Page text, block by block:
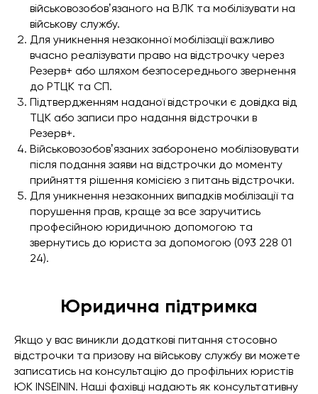
військовозобовʼязаного на ВЛК та мобілізувати на
військову службу.
Для уникнення незаконної мобілізації важливо
вчасно реалізувати право на відстрочку через
Резерв+ або шляхом безпосереднього звернення
до РТЦК та СП.
Підтвердженням наданої відстрочки є довідка від
ТЦК або записи про надання відстрочки в
Резерв+.
Військовозобовʼязаних заборонено мобілізовувати
після подання заяви на відстрочки до моменту
прийняття рішення комісією з питань відстрочки.
Для уникнення незаконних випадків мобілізації та
порушення прав, краще за все заручитись
професійною юридичною допомогою та
звернутись до юриста за допомогою (093 228 01
24).
Юридична підтримка
Якщо у вас виникли додаткові питання стосовно
відстрочки та призову на військову службу ви можете
записатись на консультацію до профільних юристів
ЮК INSEININ. Наші фахівці надають як консультативну